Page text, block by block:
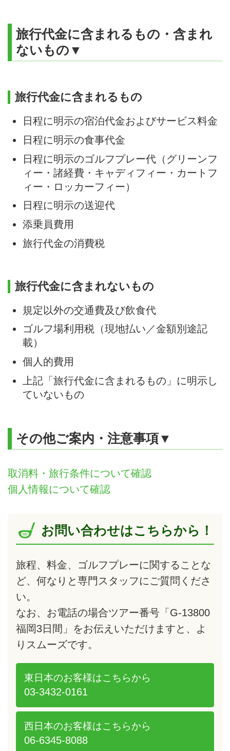
旅行代金に含まれるもの・含まれ
ないもの▼
旅行代金に含まれるもの
日程に明示の宿泊代金およびサービス料金
日程に明示の食事代金
日程に明示のゴルフプレー代（グリーンフ
ィー・諸経費・キャディフィー・カートフ
ィー・ロッカーフィー）
日程に明示の送迎代
添乗員費用
旅行代金の消費税
旅行代金に含まれないもの
規定以外の交通費及び飲食代
ゴルフ場利用税（現地払い／金額別途記
載）
個人的費用
上記「旅行代金に含まれるもの」に明示し
ていないもの
その他ご案内・注意事項▼
取消料・旅行条件について確認
個人情報について確認
お問い合わせはこちらから！
旅程、料金、ゴルフプレーに関することな
ど、何なりと専門スタッフにご質問くださ
い。
なお、お電話の場合ツアー番号「G-13800
福岡3日間」をお伝えいただけますと、よ
りスムーズです。
東日本のお客様はこちらから
03-3432-0161
西日本のお客様はこちらから
06-6345-8088